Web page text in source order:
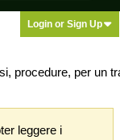
Login or Sign Up
procedure, per un
leggere i